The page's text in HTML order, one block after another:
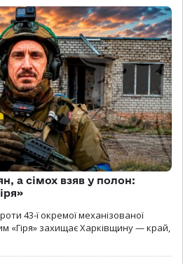
а сімох взяв у полон:
43-ї окремої механізованої
«Гіря» захищає Харківщину — край,